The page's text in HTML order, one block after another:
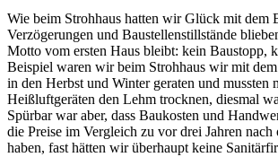
Wie beim Strohhaus hatten wir Glück mit dem
Verzögerungen und Baustellenstillstände
Motto vom ersten Haus bleibt: kein Baustopp,
Beispiel waren wir beim Strohhaus wir mit
in den Herbst und Winter geraten und mussten
Heißluftgeräten den Lehm trocknen, diesmal
Spürbar war aber, dass Baukosten und
die Preise im Vergleich zu vor drei Jahren nach
haben, fast hätten wir überhaupt keine